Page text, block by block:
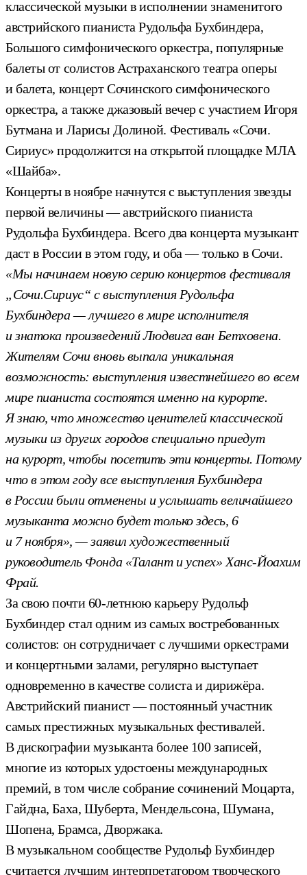
классической музыки в исполнении знаменитого
австрийского пианиста Рудольфа Бухбиндера,
Большого симфонического оркестра, популярные
балеты от солистов Астраханского театра оперы
и балета, концерт Сочинского симфонического
оркестра, а также джазовый вечер с участием Игоря
Бутмана и Ларисы Долиной. Фестиваль «Сочи.
Сириус» продолжится на открытой площадке МЛА
«Шайба».
Концерты в ноябре начнутся с выступления звезды
первой величины — австрийского пианиста
Рудольфа Бухбиндера. Всего два концерта музыкант
даст в России в этом году, и оба — только в Сочи.
«Мы начинаем новую серию концертов фестиваля
„Сочи.Сириус“ с выступления Рудольфа
Бухбиндера — лучшего в мире исполнителя
и знатока произведений Людвига ван Бетховена.
Жителям Сочи вновь выпала уникальная
возможность: выступления известнейшего во всем
мире пианиста состоятся именно на курорте.
Я знаю, что множество ценителей классической
музыки из других городов специально приедут
на курорт, чтобы посетить эти концерты. Потому
что в этом году все выступления Бухбиндера
в России были отменены и услышать величайшего
музыканта можно будет только здесь, 6
и 7 ноября», — заявил художественный
руководитель Фонда «Талант и успех» Ханс-Йоахим
Фрай.
За свою почти 60-летнюю карьеру Рудольф
Бухбиндер стал одним из самых востребованных
солистов: он сотрудничает с лучшими оркестрами
и концертными залами, регулярно выступает
одновременно в качестве солиста и дирижёра.
Австрийский пианист — постоянный участник
самых престижных музыкальных фестивалей.
В дискографии музыканта более 100 записей,
многие из которых удостоены международных
премий, в том числе собрание сочинений Моцарта,
Гайдна, Баха, Шуберта, Мендельсона, Шумана,
Шопена, Брамса, Дворжака.
В музыкальном сообществе Рудольф Бухбиндер
считается лучшим интерпретатором творческого